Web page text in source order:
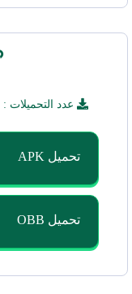
عدد التحميلات :
تحميل APK
تحميل OBB